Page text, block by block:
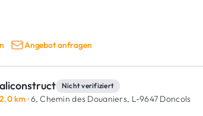
Angebot anfragen
Nicht verifiziert
2.0 km · 6, Chemin des Douaniers, L-9647 Doncols